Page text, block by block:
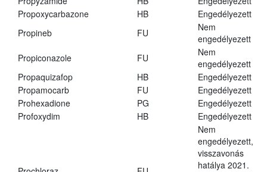
Propoxycarbazone
HB
Engedélyezett
Propineb
FU
Nem
engedélyezett
Propiconazole
FU
Nem
engedélyezett
Propaquizafop
HB
Engedélyezett
Propamocarb
FU
Engedélyezett
Prohexadione
PG
Engedélyezett
Profoxydim
HB Engedélyezett
Nem
engedélyezett,
visszavonás
hatálya 2021.